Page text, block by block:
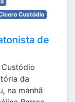
Custódio
de
da
na manhã